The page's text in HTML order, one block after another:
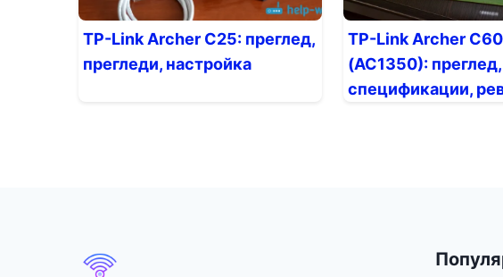
TP-Link Archer C25: преглед,
прегледи, настройка
TP-Link Archer C60
(AC1350): преглед,
спецификации,